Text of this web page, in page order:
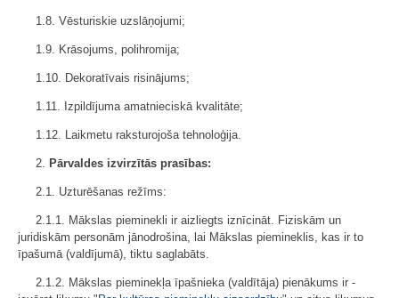
1.8. Vēsturiskie uzslāņojumi;
1.9. Krāsojums, polihromija;
1.10. Dekoratīvais risinājums;
1.11. Izpildījuma amatnieciskā kvalitāte;
1.12. Laikmetu raksturojoša tehnoloģija.
2. Pārvaldes izvirzītās prasības:
2.1. Uzturēšanas režīms:
2.1.1. Mākslas pieminekli ir aizliegts iznīcināt. Fiziskām un
juridiskām personām jānodrošina, lai Mākslas piemineklis, kas ir to
īpašumā (valdījumā), tiktu saglabāts.
2.1.2. Mākslas pieminekļa īpašnieka (valdītāja) pienākums ir -